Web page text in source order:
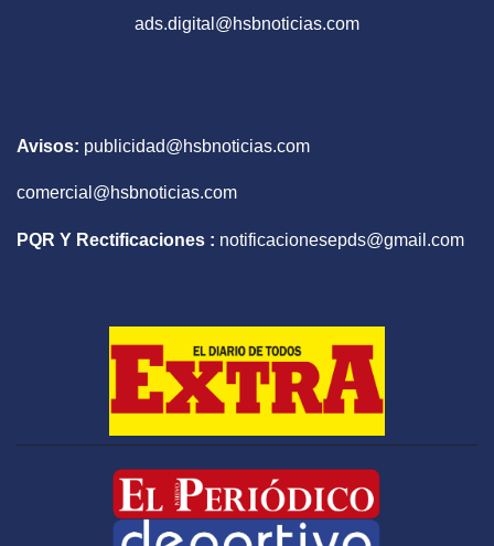
ads.digital@hsbnoticias.com
Avisos: publicidad@hsbnoticias.com
comercial@hsbnoticias.com
PQR Y Rectificaciones : notificacionesepds@gmail.com